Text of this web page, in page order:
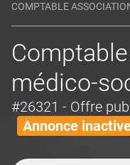
COMPTABLE
médico-
#26321 - Offre
Annonce